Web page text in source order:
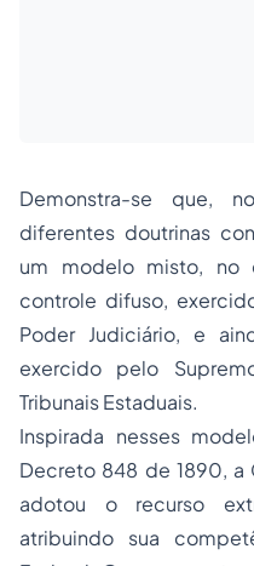
Demonstra-se que,
diferentes doutrinas
um modelo misto,
controle difuso,
Poder Judiciário, e
exercido pelo
Tribunais Estaduais.
Inspirada nesses
Decreto 848 de 1890, a
adotou o recurso
atribuindo sua